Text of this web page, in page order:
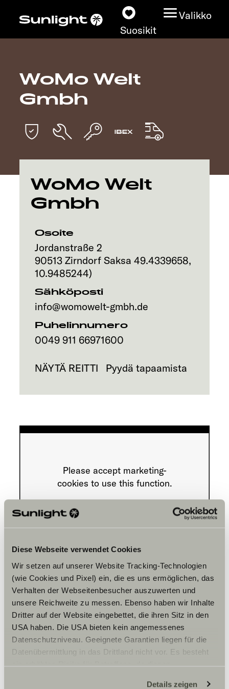
Diese Webseite verwendet Cookies
Wir setzen auf unserer Website Tracking-Technologien
(wie Cookies und Pixel) ein, die es uns ermöglichen, das
Verhalten der Webseitenbesucher auszuwerten und
unsere Reichweite zu messen. Ebenso haben wir Inhalte
Dritter auf der Website eingebettet, die ihren Sitz in den
USA haben. Die USA bieten kein angemessenes
Datenschutzniveau. Geeignete Garantien liegen für die
Datenübermittlung in das Drittland nicht vor. Es besteht
ein erhöhtes Risiko für Betroffene, da diesen
Details zeigen
Suosikit
Valikko
Matkailuautot
Löydä oma Sunlightisi
Tutustu
WoMo Welt
Gmbh
WoMo Welt
Gmbh
Osoite
Jordanstraße 2
90513 Zirndorf Saksa 49.4339658,
10.9485244)
Sähköposti
info@womowelt-gmbh.de
Puhelinnumero
0049 911 66971600
NÄYTÄ REITTI Pyydä tapaamista
Aukioloajat
FAHRZEUGVERKAUF
09:00 -18:00 Uhr
Samstag:
Please accept marketing-
cookies to use this function.